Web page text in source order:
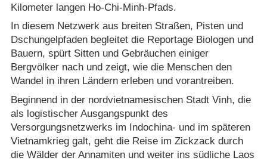
Kilometer langen Ho-Chi-Minh-Pfads.
In diesem Netzwerk aus breiten Straßen, Pisten und
Dschungelpfaden begleitet die Reportage Biologen und
Bauern, spürt Sitten und Gebräuchen einiger
Bergvölker nach und zeigt, wie die Menschen den
Wandel in ihren Ländern erleben und vorantreiben.
Beginnend in der nordvietnamesischen Stadt Vinh, die
als logistischer Ausgangspunkt des
Versorgungsnetzwerks im Indochina- und im späteren
Vietnamkrieg galt, geht die Reise im Zickzack durch
die Wälder der Annamiten und weiter ins südliche Laos